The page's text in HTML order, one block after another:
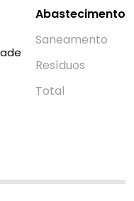
Abastecimento
Saneamento
Resí­duos
Total